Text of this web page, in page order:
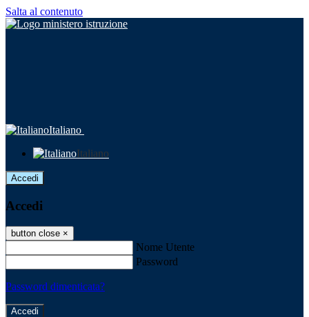
Salta al contenuto
Italiano
Italiano
Accedi
Accedi
button close ×
Nome Utente
Password
Password dimenticata?